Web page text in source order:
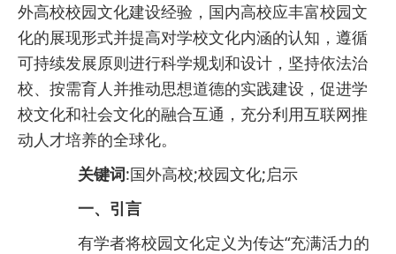
外高校校园文化建设经验，国内高校应丰富校园文
化的展现形式并提高对学校文化内涵的认知，遵循
可持续发展原则进行科学规划和设计，坚持依法治
校、按需育人并推动思想道德的实践建设，促进学
校文化和社会文化的融合互通，充分利用互联网推
动人才培养的全球化。
关键词:国外高校;校园文化;启示
一、引言
有学者将校园文化定义为传达“充满活力的